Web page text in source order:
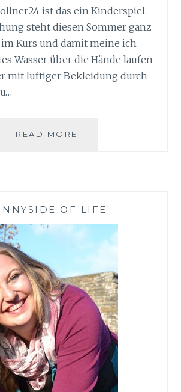
ist das ein Kinderspiel.
steht diesen Sommer ganz
Kurs und damit meine ich
Wasser über die Hände laufen
mit luftiger Bekleidung durch
READ MORE
SILIKON
VON
ZOLLNER24
OF LIFE